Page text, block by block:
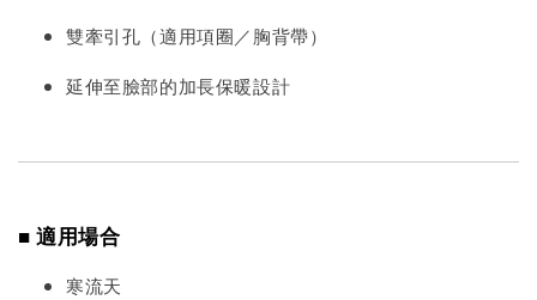
雙牽引孔（適用項圈／胸背帶）
延伸至臉部的加長保暖設計
■ 適用場合
寒流天